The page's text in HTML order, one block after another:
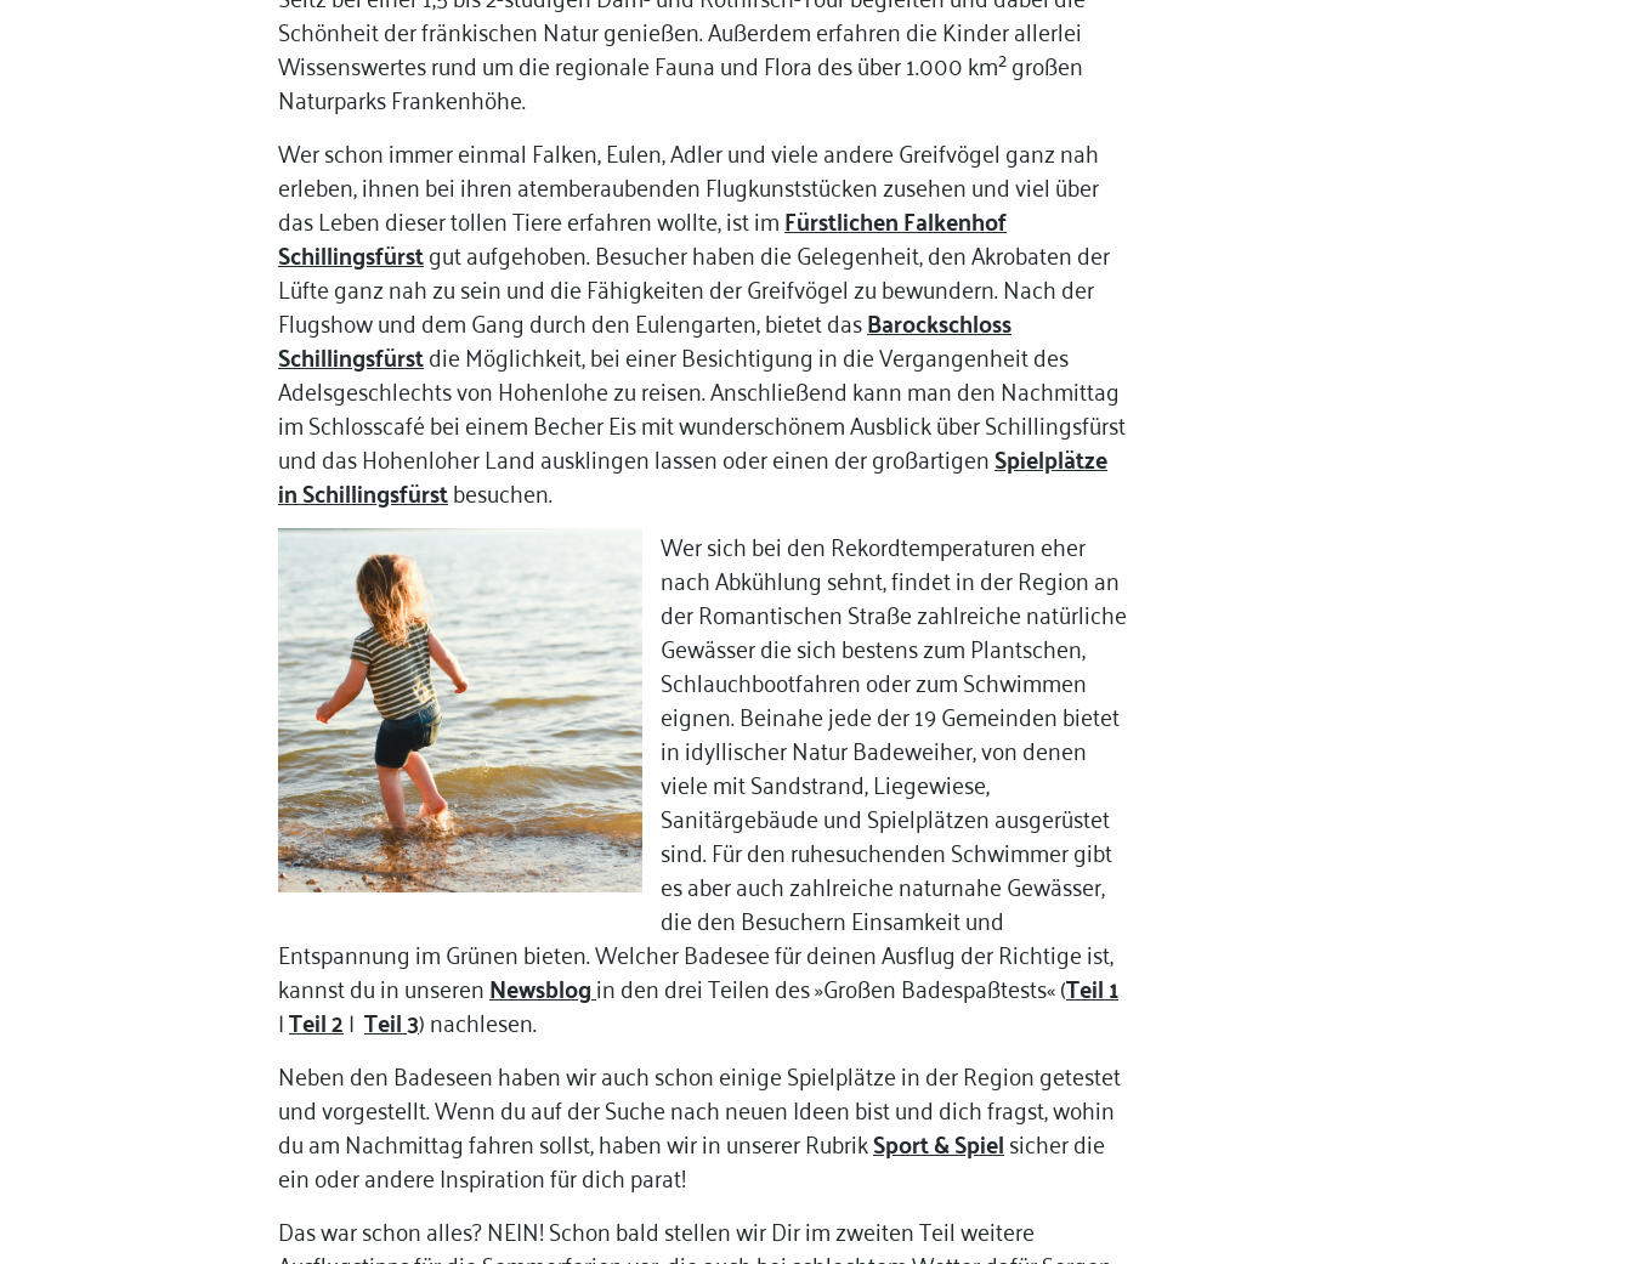
Schönheit der fränkischen Natur genießen. Außerdem erfahren die Kinder allerlei
Wissenswertes rund um die regionale Fauna und Flora des über 1.000 km² großen
Naturparks Frankenhöhe.
Wer schon immer einmal Falken, Eulen, Adler und viele andere Greifvögel ganz nah
erleben, ihnen bei ihren atemberaubenden Flugkunststücken zusehen und viel über
das Leben dieser tollen Tiere erfahren wollte, ist imFürstlichen Falkenhof
Schillingsfürstgut aufgehoben. Besucher haben die Gelegenheit, den Akrobaten der
Lüfte ganz nah zu sein und die Fähigkeiten der Greifvögel zu bewundern. Nach der
Flugshow und dem Gang durch den Eulengarten, bietet dasBarockschloss
Schillingsfürstdie Möglichkeit, bei einer Besichtigung in die Vergangenheit des
Adelsgeschlechts von Hohenlohe zu reisen. Anschließend kann man den Nachmittag
im Schlosscafé bei einem Becher Eis mit wunderschönem Ausblick über Schillingsfürst
und das Hohenloher Land ausklingen lassen oder einen der großartigenSpielplätze
in Schillingsfürstbesuchen.
Wer sich bei den Rekordtemperaturen eher
nach Abkühlung sehnt, findet in der Region an
der Romantischen Straße zahlreiche natürliche
Gewässer die sich bestens zum Plantschen,
Schlauchbootfahren oder zum Schwimmen
eignen. Beinahe jede der 19 Gemeinden bietet
in idyllischer Natur Badeweiher, von denen
viele mit Sandstrand, Liegewiese,
Sanitärgebäude und Spielplätzen ausgerüstet
sind. Für den ruhesuchenden Schwimmer gibt
es aber auch zahlreiche naturnahe Gewässer,
die den Besuchern Einsamkeit und
Entspannung im Grünen bieten. Welcher Badesee für deinen Ausflug der Richtige ist,
kannst du in unserenNewsblogin den drei Teilen des »Großen Badespaßtests« (Teil 1
|Teil 2| Teil 3) nachlesen.
Neben den Badeseen haben wir auch schon einige Spielplätze in der Region getestet
und vorgestellt. Wenn du auf der Suche nach neuen Ideen bist und dich fragst, wohin
du am Nachmittag fahren sollst, haben wir in unserer RubrikSport & Spielsicher die
ein oder andere Inspiration für dich parat!
Das war schon alles? NEIN! Schon bald stellen wir Dir im zweiten Teil weitere